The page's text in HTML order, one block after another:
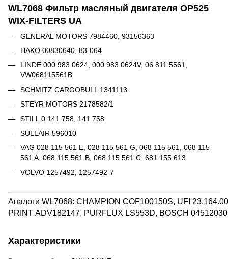
WL7068 Фильтр масляный двигателя OP525
WIX-FILTERS UA
GENERAL MOTORS 7984460, 93156363
HAKO 00830640, 83-064
LINDE 000 983 0624, 000 983 0624V, 06 811 5561,
VW068115561B
SCHMITZ CARGOBULL 1341113
STEYR MOTORS 2178582/1
STILL 0 141 758, 141 758
SULLAIR 596010
VAG 028 115 561 E, 028 115 561 G, 068 115 561, 068 115
561 A, 068 115 561 B, 068 115 561 C, 681 155 613
VOLVO 1257492, 1257492-7
Аналоги WL7068: CHAMPION COF100150S, UFI
PRINT ADV182147, PURFLUX LS553D, BOSCH
Характеристики